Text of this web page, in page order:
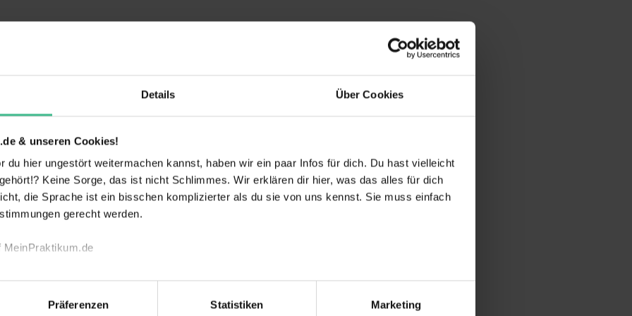
Details Über Cookies
& unseren Cookies!
du hier ungestört weitermachen kannst, haben wir ein paar Infos für dich. Du hast vielleicht
Keine Sorge, das ist nicht Schlimmes. Wir erklären dir hier, was das alles für dich
die Sprache ist ein bisschen komplizierter als du sie von uns kennst. Sie muss einfach
gerecht werden.
MeinPraktikum.de
Funktion unserer Webseite („Notwendig“), um von dir bei Benutzung der
zu speichern ( „Präferenzen“), die Zugriffe auf unsere Webseite zu analysieren
Präferenzen Statistiken Marketing
der Wirtschaftswissenschaften, der
Vorgehen
& Events
weiterlesen
Arbeitszeiten